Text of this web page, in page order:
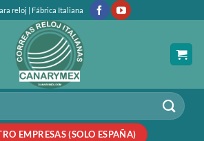
reloj | Fábrica Italiana
EMPRESAS (SOLO ESPAÑA)